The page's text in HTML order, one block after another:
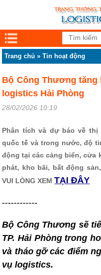
Trang chủ »Tin hoạt động
Bộ Công Thương
logistics Hải Phòng
28/02/2026 10:19
Phân tích và dự báo về
quốc tế và trong nước, độ
động tại các cảng biển, cửa
phát, kho bãi, bất động
VUI LÒNG XEM TẠI ĐÂY
------------
Bộ Công Thương sẽ
TP. Hải Phòng trong
và tháo gỡ các điểm
vụ logistics.